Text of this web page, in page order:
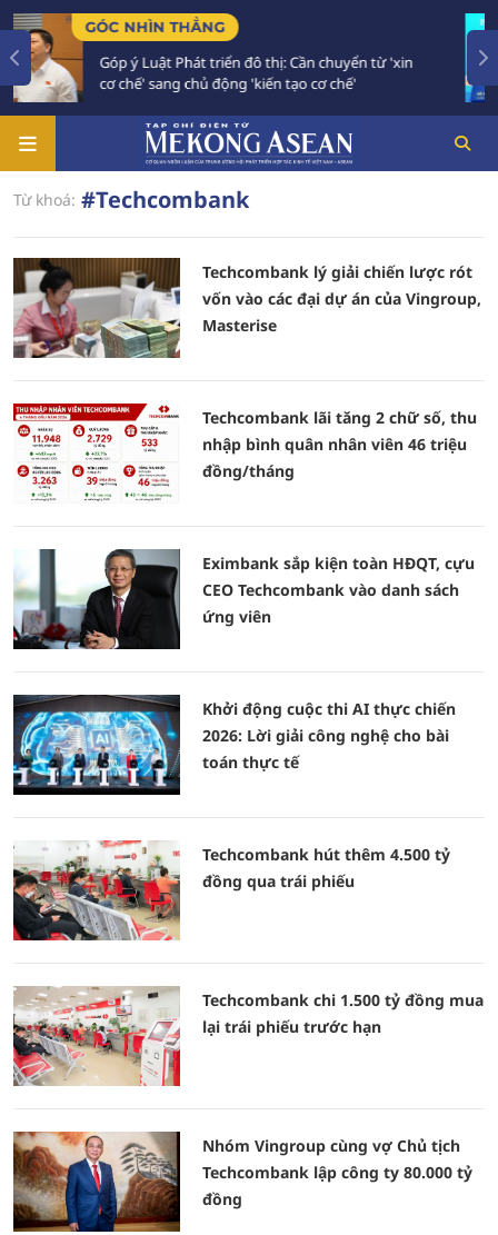
GÓC NHÌN THẲNG
Góp ý Luật Phát triển đô thị: Cần chuyển từ 'xin
cơ chế' sang chủ động 'kiến tạo cơ chế'
Từ khoá: #Techcombank
Techcombank lý giải chiến lược rót
vốn vào các đại dự án của Vingroup,
Masterise
Techcombank lãi tăng 2 chữ số, thu
nhập bình quân nhân viên 46 triệu
đồng/tháng
Eximbank sắp kiện toàn HĐQT, cựu
CEO Techcombank vào danh sách
ứng viên
Khởi động cuộc thi AI thực chiến
2026: Lời giải công nghệ cho bài
toán thực tế
Techcombank hút thêm 4.500 tỷ
đồng qua trái phiếu
Techcombank chi 1.500 tỷ đồng mua
lại trái phiếu trước hạn
Nhóm Vingroup cùng vợ Chủ tịch
Techcombank lập công ty 80.000 tỷ
đồng